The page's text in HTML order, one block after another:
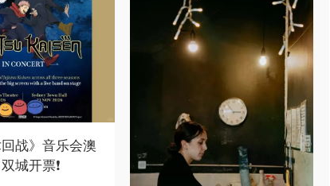
战》音乐会澳
城开票❗️